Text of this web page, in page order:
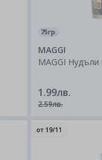
75гр.
MAGGI
MAGGI
1.99лв.
2.59лв.
от 19/11